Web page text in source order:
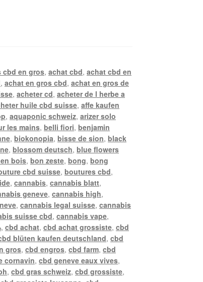
cbd en gros,achat cbd,achat cbd en
,achat en gros cbd,achat en gros de
,acheter cd,acheter de l herbe a
huile cbd suisse,affe kaufen
,aquaponic schweiz,arizer solo
les mains,belli fiori,benjamin
,biokonopia,bisse de sion,black
,blossom deutsch,blue flowers
bois,bon zeste,bong,bong
cbd suisse,boutures cbd,
,cannabis,cannabis blatt,
geneve,cannabis high,
,cannabis legal suisse,cannabis
suisse cbd,cannabis vape,
,cbd achat,cbd achat grossiste,cbd
blüten kaufen deutschland,cbd
gros,cbd engros,cbd farm,cbd
cornavin,cbd geneve eaux vives,
,cbd gras schweiz,cbd grossiste,